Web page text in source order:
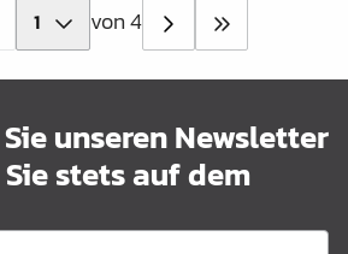
von 4
unseren Newsletter
stets auf dem